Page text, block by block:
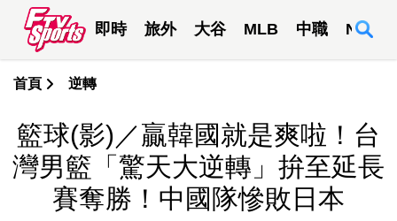
即時 旅外 大谷 MLB 中職 NBA
首頁 逆轉
籃球(影)／贏韓國就是爽啦！台
灣男籃「驚天大逆轉」拚至延長
賽奪勝！中國隊慘敗日本